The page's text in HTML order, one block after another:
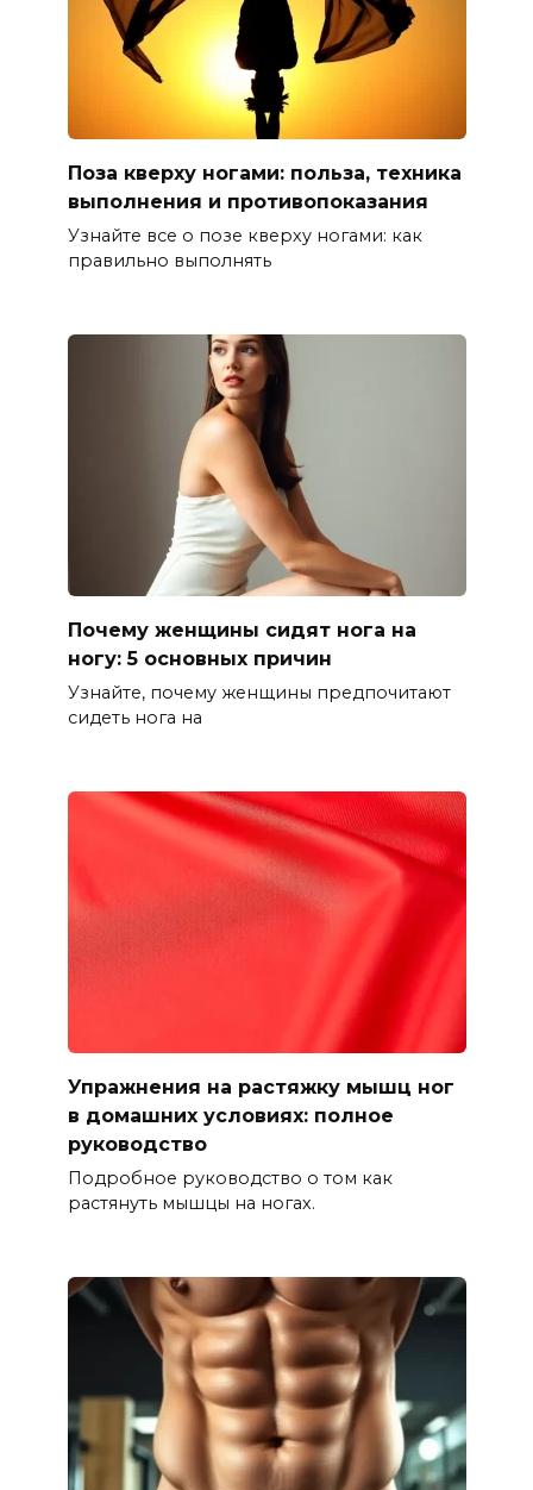
Поза кверху ногами: польза, техника
выполнения и противопоказания
Узнайте все о позе кверху ногами: как
правильно выполнять
Почему женщины сидят нога на
ногу: 5 основных причин
Узнайте, почему женщины предпочитают
сидеть нога на
Упражнения на растяжку мышц ног
в домашних условиях: полное
руководство
Подробное руководство о том как
растянуть мышцы на ногах.